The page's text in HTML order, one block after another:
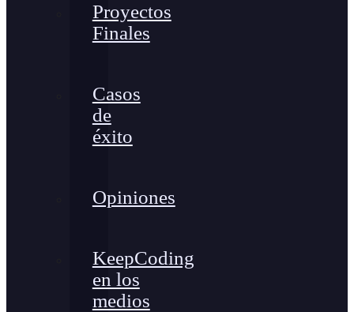
Proyectos
Finales
Casos
de
éxito
Opiniones
KeepCoding
en los
medios